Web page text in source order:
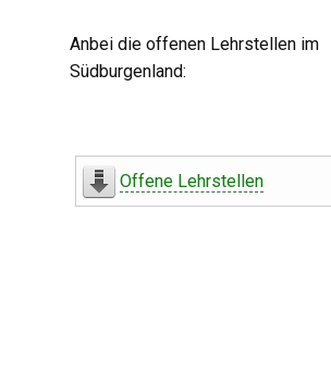
Anbei die offenen Lehrstellen im
Südburgenland:
Offene Lehrstellen